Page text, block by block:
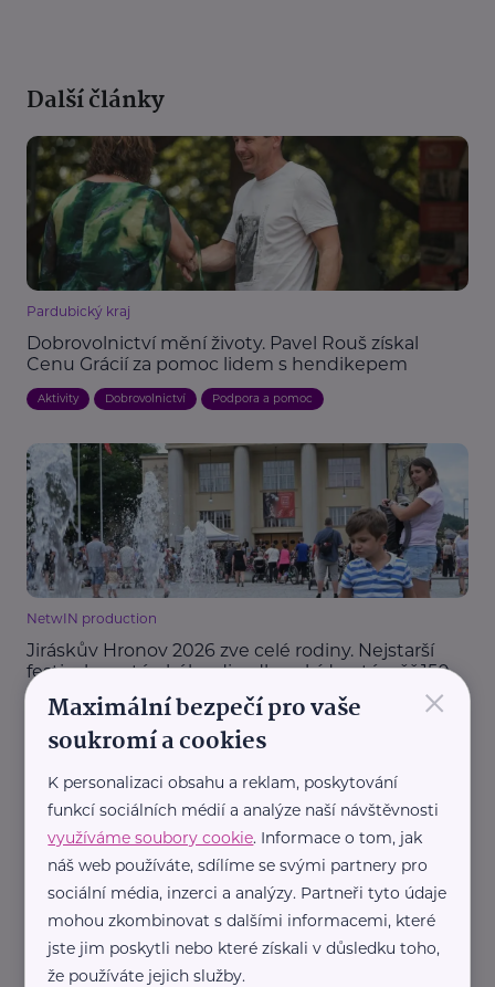
Další články
Pardubický kraj
Dobrovolnictví mění životy. Pavel Rouš získal
Cenu Grácií za pomoc lidem s hendikepem
Aktivity Dobrovolnictví Podpora a pomoc
NetwIN production
Jiráskův Hronov 2026 zve celé rodiny. Nejstarší
festival amatérského divadla nabídne téměř 150
představení
Aktivity Kultura
Redakce eMaminy.cz
Proč jsou plameňáci růžoví a popcorn praská? 5
×
Maximální bezpečí pro vaše
soukromí a cookies
K personalizaci obsahu a reklam, poskytování
funkcí sociálních médií a analýze naší návštěvnosti
využíváme soubory cookie. Informace o tom, jak
náš web používáte, sdílíme se svými partnery pro
sociální média, inzerci a analýzy. Partneři tyto údaje
mohou zkombinovat s dalšími informacemi, které
jste jim poskytli nebo které získali v důsledku toho,
že používáte jejich služby.